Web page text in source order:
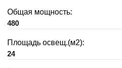
Общая мощность:
480
Площадь освещ.(м2):
24